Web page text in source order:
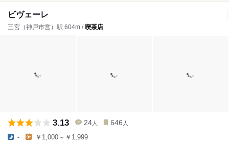
ビヴェーレ
三宮（神戸市営）駅 604m /喫茶店
3.13 24 人 646 人
- ￥1,000～￥1,999